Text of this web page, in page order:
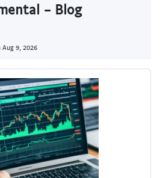
- Blog
Aug 9, 2026